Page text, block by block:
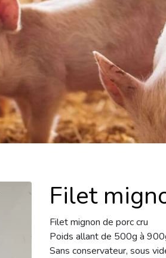
Filet
Filet mignon de porc cru
Poids allant de 500g à
Sans conservateur, sous